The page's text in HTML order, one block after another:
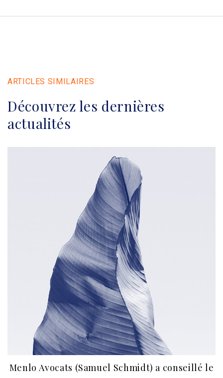
ARTICLES SIMILAIRES
Découvrez les dernières
actualités
Menlo Avocats (Samuel Schmidt) a conseillé le